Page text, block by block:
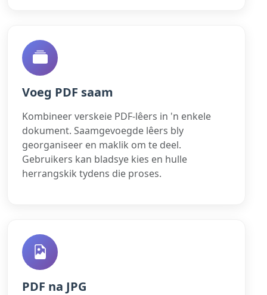
Voeg PDF saam
Kombineer verskeie PDF-lêers in 'n enkele
dokument. Saamgevoegde lêers bly
georganiseer en maklik om te deel.
Gebruikers kan bladsye kies en hulle
herrangskik tydens die proses.
PDF na JPG